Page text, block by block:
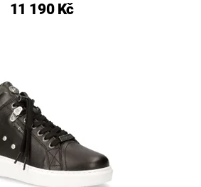
11 190 Kč